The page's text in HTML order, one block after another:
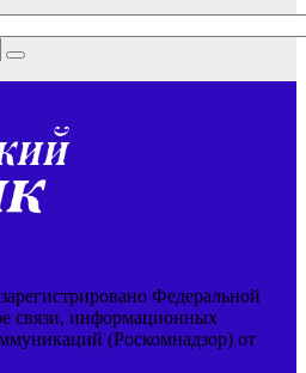
Федеральной
связи, информационных
(Роскомнадзор) от